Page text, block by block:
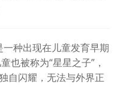
种出现在儿童发育早期
也被称为“星星之子”，
自闪耀，无法与外界正